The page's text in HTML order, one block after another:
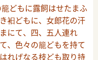
どもに露飼はせたまふ
衵どもに、女郎花の汗
にて、四、五人連れ
、色々の籠どもを持て
れげなる枝ども取り持